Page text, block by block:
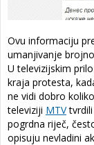
Ovu informaciju
umanjivanje
U televizijskim
kraja protesta,
ne vidi dobro
televiziji MTVtvrdili
pogrdna riječ,
opisuju nevladini